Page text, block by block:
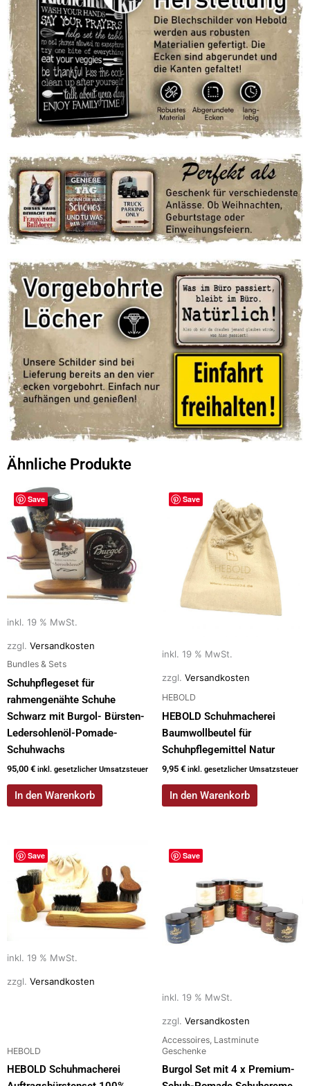
Ähnliche Produkte
Save
inkl. 19 % MwSt.
zzgl. Versandkosten
Bundles & Sets
Schuhpflegeset für
rahmengenähte Schuhe
Schwarz mit Burgol- Bürsten-
Ledersohlenöl-Pomade-
Schuhwachs
95,00 € inkl. gesetzlicher Umsatzsteuer
In den Warenkorb
Save
inkl. 19 % MwSt.
zzgl. Versandkosten
HEBOLD
HEBOLD Schuhmacherei
Baumwollbeutel für
Schuhpflegemittel Natur
9,95 € inkl. gesetzlicher Umsatzsteuer
In den Warenkorb
Save
inkl. 19 % MwSt.
zzgl. Versandkosten
HEBOLD
HEBOLD Schuhmacherei
Save
inkl. 19 % MwSt.
zzgl. Versandkosten
Accessoires, Lastminute
Geschenke
Burgol Set mit 4 x Premium-